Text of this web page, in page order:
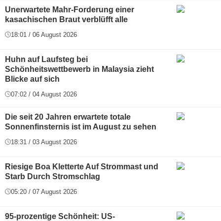
Unerwartete Mahr-Forderung einer
kasachischen Braut verblüfft alle
18:01 / 06 August 2026
Huhn auf Laufsteg bei
Schönheitswettbewerb in Malaysia zieht
Blicke auf sich
07:02 / 04 August 2026
Die seit 20 Jahren erwartete totale
Sonnenfinsternis ist im August zu sehen
18:31 / 03 August 2026
Riesige Boa Kletterte Auf Strommast und
Starb Durch Stromschlag
05:20 / 07 August 2026
95-prozentige Schönheit: US-